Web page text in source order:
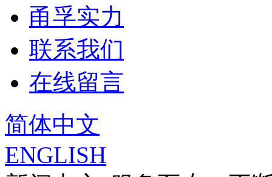
甬孚实力
联系我们
在线留言
简体中文
ENGLISH